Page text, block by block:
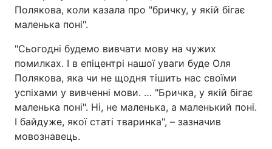
Полякова, коли казала про "бричку, у якій бігає
маленька поні".
"Сьогодні будемо вивчати мову на чужих
помилках. І в епіцентрі нашої уваги буде Оля
Полякова, яка чи не щодня тішить нас своїми
успіхами у вивченні мови. … "Бричка, у якій бігає
маленька поні". Ні, не маленька, а маленький поні.
І байдуже, якої статі тваринка", – зазначив
мовознавець.